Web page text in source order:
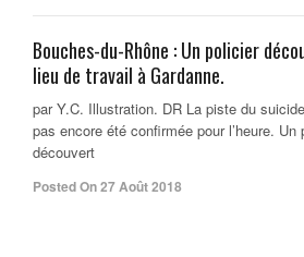
Bouches-du-Rhône : Un policier
lieu de travail à Gardanne.
par Y.C. Illustration. DR La piste du
pas encore été confirmée pour l’heure.
découvert
Posted On 27 Août 2018